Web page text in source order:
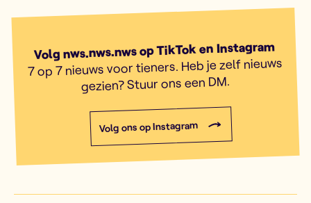
Volg nws.nws.nws op TikTok en Instagram
7 op 7 nieuws voor tieners. Heb je zelf nieuws
gezien? Stuur ons een DM.
Volg ons op Instagram